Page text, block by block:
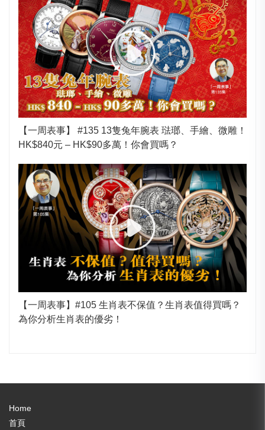
【一周表事】 #135 13隻兔年腕表 琺瑯、手繪、微雕！
HK$840元 – HK$90多萬！你會買嗎？
【一周表事】#105 生肖表不保值？生肖表值得買嗎？
為你分析生肖表的優劣！
Home
首頁